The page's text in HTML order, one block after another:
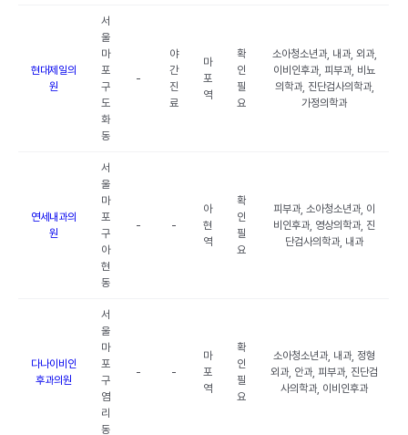
현대제일의
원
서
울
마
포
구
도
화
동
-
야
간
진
료
마
포
역
확
인
필
요
소아청소년과, 내과, 외과,
이비인후과, 피부과, 비뇨
의학과, 진단검사의학과,
가정의학과
연세내과의
원
서
울
마
포
구
아
현
동
- -
아
현
역
확
인
필
요
피부과, 소아청소년과, 이
비인후과, 영상의학과, 진
단검사의학과, 내과
다나이비인
후과의원
서
울
마
포
구
염
리
동
- -
마
포
역
확
인
필
요
소아청소년과, 내과, 정형
외과, 안과, 피부과, 진단검
사의학과, 이비인후과